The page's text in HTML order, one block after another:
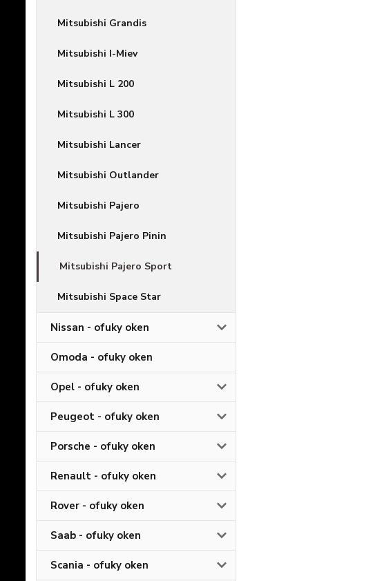
Mitsubishi Grandis
Mitsubishi I-Miev
Mitsubishi L 200
Mitsubishi L 300
Mitsubishi Lancer
Mitsubishi Outlander
Mitsubishi Pajero
Mitsubishi Pajero Pinin
Mitsubishi Pajero Sport
Mitsubishi Space Star
Nissan - ofuky oken
Omoda - ofuky oken
Opel - ofuky oken
Peugeot - ofuky oken
Porsche - ofuky oken
Renault - ofuky oken
Rover - ofuky oken
Saab - ofuky oken
Scania - ofuky oken